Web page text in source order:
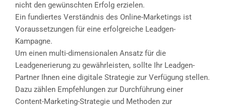
nicht den gewünschten Erfolg erzielen.
Ein fundiertes Verständnis des Online-Marketings ist
Voraussetzungen für eine erfolgreiche Leadgen-
Kampagne.
Um einen multi-dimensionalen Ansatz für die
Leadgenerierung zu gewährleisten, sollte Ihr Leadgen-
Partner Ihnen eine digitale Strategie zur Verfügung stellen.
Dazu zählen Empfehlungen zur Durchführung einer
Content-Marketing-Strategie und Methoden zur